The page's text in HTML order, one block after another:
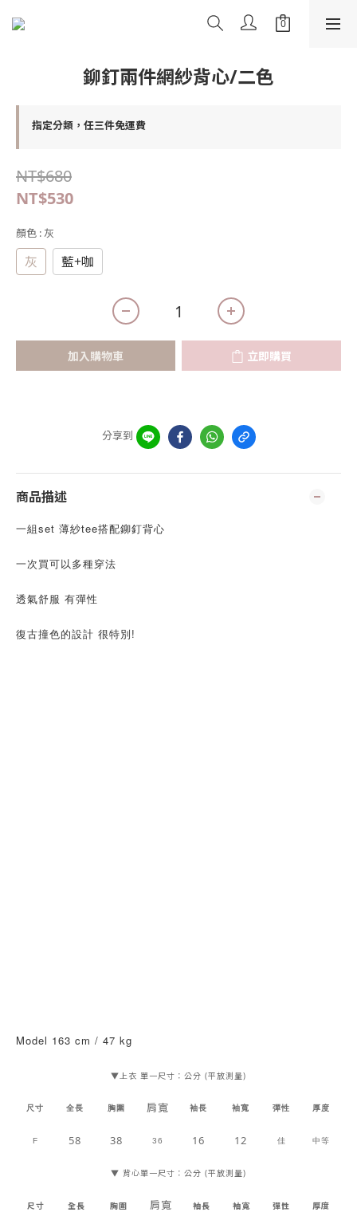
鉚釘兩件網紗背心/二色
指定分類，任三件免運費
NT$680
NT$530
顏色 : 灰
灰 藍+咖
加入購物車 立即購買
分享到
商品描述
一組set 薄紗tee搭配鉚釘背心
一次買可以多種穿法
透氣舒服 有彈性
復古撞色的設計 很特別!
Model 163 cm / 47 kg
▼上衣 單一尺寸：公分 (平放測量)
尺寸 全長 胸圍 肩寬 袖長 袖寬 彈性 厚度
F 58 38 36 16 12 佳 中等
▼ 背心單一尺寸：公分 (平放測量)
尺寸 全長 胸圍 肩寬 袖長 袖寬 彈性 厚度